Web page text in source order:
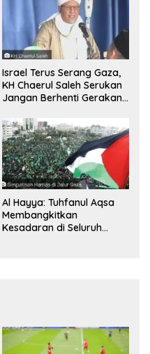
Israel Terus Serang Gaza,
KH Chaerul Saleh Serukan
Jangan Berhenti Gerakan
Al Hayya: Tuhfanul Aqsa
Membangkitkan
Kesadaran di Seluruh